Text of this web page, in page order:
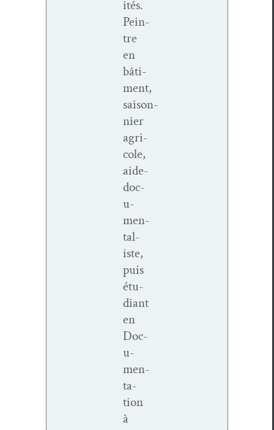
ités.
Pein­
tre
en
bâti­
ment,
saison­
nier
agri­
cole,
aide-
doc­
u­­
men­­
tal­
iste,
puis
étu­
di­ant
en
Doc­
u­
men­
ta­
tion
à